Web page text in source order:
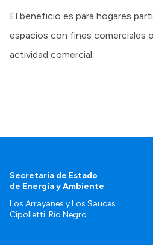
El beneficio es para hogares
espacios con fines comerciales
actividad comercial.
Secretaría de Estado
de Energía y Ambiente
Los Arrayanes y Los Sauces.
Cipolletti. Río Negro